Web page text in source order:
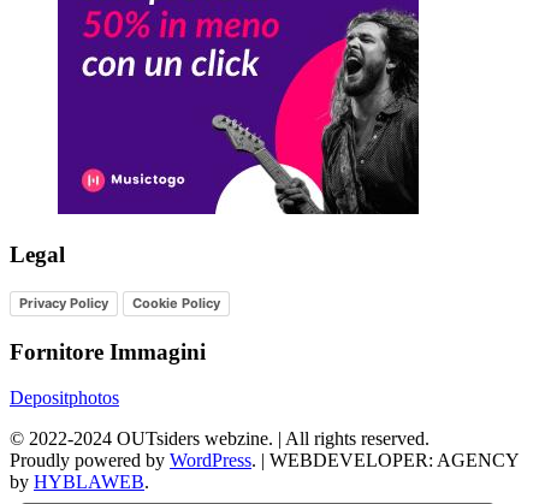
Legal
Privacy Policy Cookie Policy
Fornitore Immagini
Depositphotos
© 2022-2024 OUTsiders webzine. | All rights reserved.
Proudly powered by WordPress. | WEBDEVELOPER: AGENCY
by HYBLAWEB.